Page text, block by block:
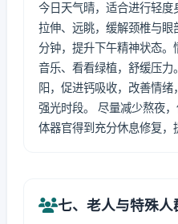
今日天气晴，适合进行轻
拉伸、远眺，缓解颈椎与
分钟，提升下午精神状态
音乐、看看绿植，舒缓压
阳，促进钙吸收，改善情
强光时段。 尽量减少熬夜
体器官得到充分休息修复，
七、老人与特殊人